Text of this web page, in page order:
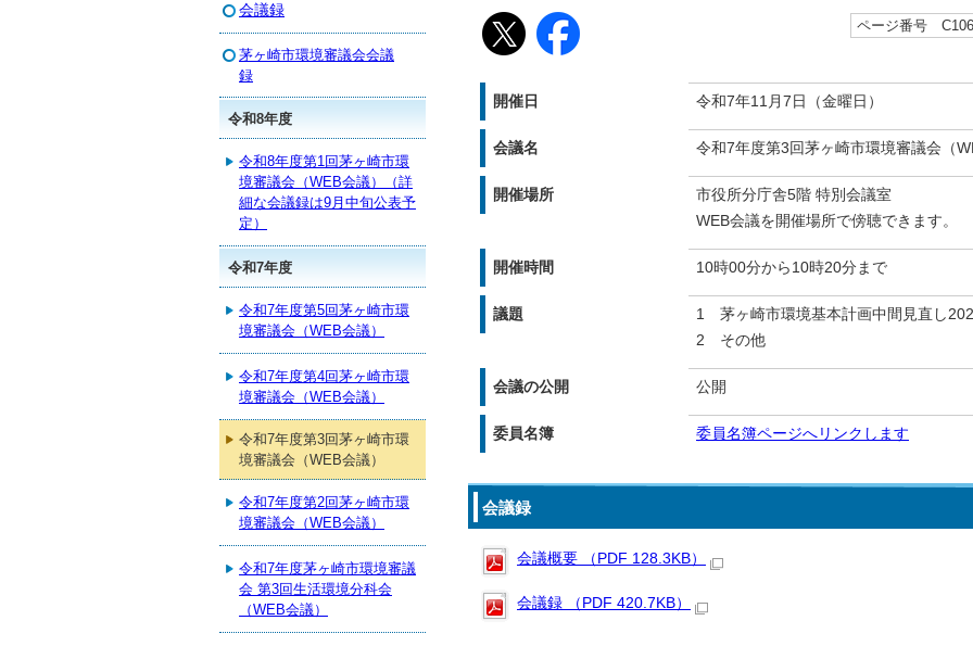
ページ番号
開催日 令和7年11月7日（金曜日）
会議名 令和7年度第3回茅ヶ崎市環境審議会（
開催場所
市役所分庁舎5階 特別会議室
WEB会議を開催場所で傍聴できます。
開催時間 10時00分から10時20分まで
議題
1 茅ヶ崎市環境基本計画中間見直し
2 その他
会議の公開 公開
委員名簿 委員名簿ページへリンクします
会議録
会議概要 （PDF 128.3KB）
会議録 （PDF 420.7KB）
会議録
茅ヶ崎市環境審議会会議
録
令和8年度
令和8年度第1回茅ヶ崎市環
境審議会（WEB会議）（詳
細な会議録は9月中旬公表予
定）
令和7年度
令和7年度第5回茅ヶ崎市環
境審議会（WEB会議）
令和7年度第4回茅ヶ崎市環
境審議会（WEB会議）
令和7年度第3回茅ヶ崎市環
境審議会（WEB会議）
令和7年度第2回茅ヶ崎市環
境審議会（WEB会議）
令和7年度茅ヶ崎市環境審議
会 第3回生活環境分科会
（WEB会議）